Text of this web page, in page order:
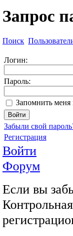
Запрос
Поиск
Логин:
Пароль:
Запомнить меня
Забыли свой
Регистрация
Войти
Форум
Если вы